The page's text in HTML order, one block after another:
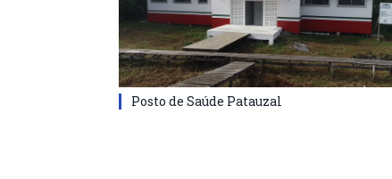
Posto de Saúde Patauzal